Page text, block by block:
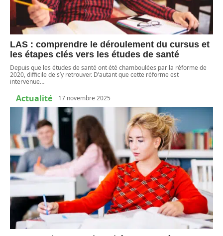
LAS : comprendre le déroulement du cursus et
les étapes clés vers les études de santé
Depuis que les études de santé ont été chamboulées par la réforme de
2020, difficile de s’y retrouver. D’autant que cette réforme est
intervenue…
Actualité 17 novembre 2025